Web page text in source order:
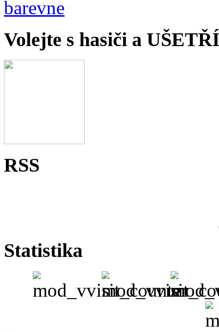
Volejte s hasiči a
RSS
Statistika